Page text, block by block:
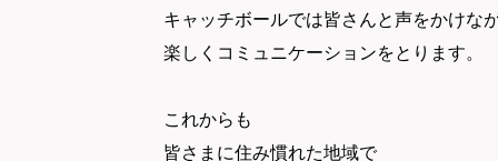
キャッチボールでは皆さんと声をかけな
楽しくコミュニケーションをとります。
これからも
皆さまに住み慣れた地域で